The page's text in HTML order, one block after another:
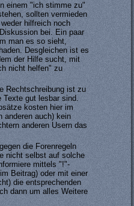
einem "ich stimme zu"
sollten vermieden
hilfreich noch
bei. Ein paar
man es so sieht,
Desgleichen ist es
der Hilfe sucht, mit
nicht helfen" zu
Rechtschreibung ist zu
Texte gut lesbar sind.
kosten hier im
anderen auch) kein
anderen Usern das
die Forenregeln
nicht selbst auf solche
mittels "!"-
Beitrag) oder mit einer
die entsprechenden
dann um alles Weitere